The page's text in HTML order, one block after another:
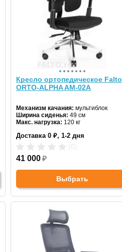
Кресло ортопедическое Falto
ORTO-ALPHA AM-02A
Механизм качания: мультиблок
Ширина сиденья: 49 см
Макс. нагрузка: 120 кг
Материал спинки:ткань
Доставка 0 ₽, 1-2 дня
41 000₽
Выбрать